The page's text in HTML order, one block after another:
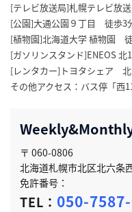
[テレビ放送局]札幌テレビ放
[公園]大通公園９丁目 徒歩3
[植物園]北海道大学 植物園
[ガソリンスタンド]ENEOS
[レンタカー]トヨタシェア
その他アクセス：バス停「西
〒 060-0806
北海道札幌市北区北六
免許番号：
TEL： 050-